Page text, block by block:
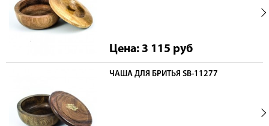
Цена: 3 115 руб
ЧАША ДЛЯ БРИТЬЯ SB-11277